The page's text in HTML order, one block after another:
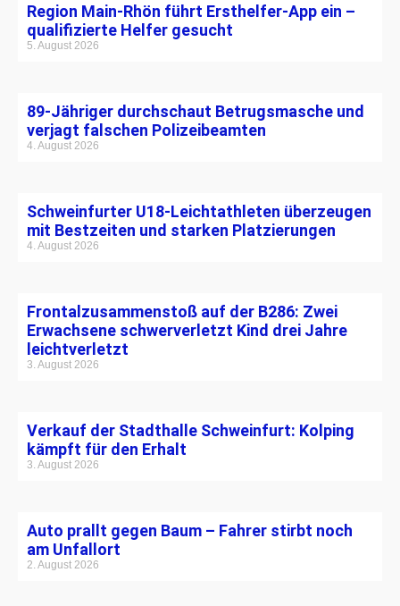
Region Main-Rhön führt Ersthelfer-App ein –
qualifizierte Helfer gesucht
5. August 2026
89-Jähriger durchschaut Betrugsmasche und
verjagt falschen Polizeibeamten
4. August 2026
Schweinfurter U18-Leichtathleten überzeugen
mit Bestzeiten und starken Platzierungen
4. August 2026
Frontalzusammenstoß auf der B286: Zwei
Erwachsene schwerverletzt Kind drei Jahre
leichtverletzt
3. August 2026
Verkauf der Stadthalle Schweinfurt: Kolping
kämpft für den Erhalt
3. August 2026
Auto prallt gegen Baum – Fahrer stirbt noch
am Unfallort
2. August 2026